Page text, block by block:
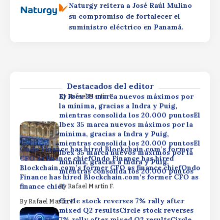
Naturgy reitera a José Raúl Mulino
su compromiso de fortalecer el
suministro eléctrico en Panamá.
Destacados del editor
mínima, gracias a Indra y Puig,
mientras consolida los 20.000 puntos
Rafael Martín F.
Blockchain.com’s former CFO as finance chiefOndo
Finance has hired Blockchain.com’s former CFO as
results
By Rafael Martín F.
El Ibex 35 marca nuevos máximos por
la mínima, gracias a Indra y Puig,
mientras consolida los 20.000 puntosEl
Ibex 35 marca nuevos máximos por la
mínima, gracias a Indra y Puig,
mientras consolida los 20.000 puntosEl
Ibex 35 marca nuevos máximos por la
mínima, gracias a Indra y Puig,
mientras consolida los 20.000 puntos
By Rafael Martín F.
Ondo Finance has hired Blockchain.com’s former
CFO as finance chiefOndo Finance has hired
Blockchain.com’s former CFO as finance chiefOndo
Finance has hired Blockchain.com’s former CFO as
finance chief
By Rafael Martín F.Circle stock reverses 7% rally after
mixed Q2 resultsCircle stock reverses